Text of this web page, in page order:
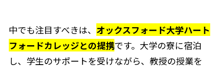
中でも注目すべきは、 オックスフォード大学ハート
フォードカレッジとの提携です。大学の寮に宿泊
し、学生のサポートを受けながら、教授の授業を